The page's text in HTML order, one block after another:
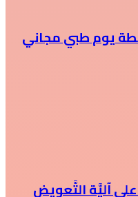
يوم طبي مجاني
آليَّة التَّعويض